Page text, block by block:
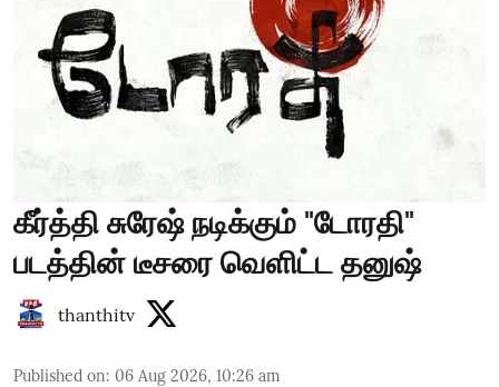
கீர்த்தி சுரேஷ் நடிக்கும் "டோரதி"
படத்தின் டீசரை வெளிட்ட தனுஷ்
thanthitv
Published on: 06 Aug 2026, 10:26 am